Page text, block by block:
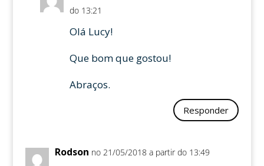
do 13:21
Olá Lucy!
Que bom que gostou!
Abraços.
Responder
Rodson no 21/05/2018 a partir do 13:49